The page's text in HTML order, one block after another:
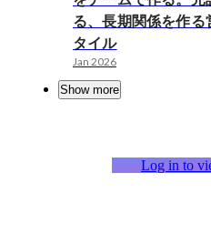
る、長期関係を作る
タイル
Jan 2026
Show more
Log in to